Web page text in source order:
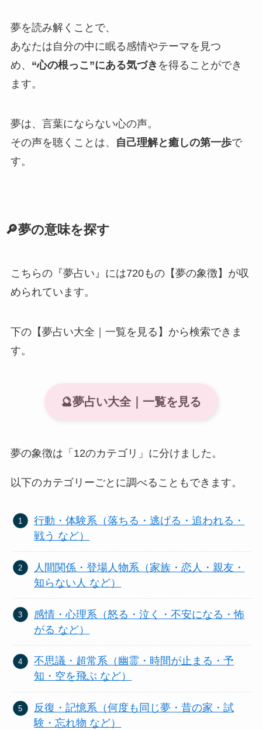
夢を読み解くことで、
あなたは自分の中に眠る感情やテーマを見つ
め、 “心の根っこ”にある気づき を得ることができ
ます。
夢は、言葉にならない心の声。
その声を聴くことは、
自己理解と癒しの第一歩で
す。
🔎夢の意味を探す
こちらの『夢占い』には720もの【夢の象徴】が収
められています。
下の【夢占い大全｜一覧を見る】から検索できま
す。
🔮夢占い大全｜一覧を見る
夢の象徴は「12のカテゴリ」に分けました。
以下のカテゴリーごとに調べることもできます。
行動・体験系（落ちる・逃げる・追われる・
戦う など）
人間関係・登場人物系（家族・恋人・親友・
知らない人 など）
感情・心理系（怒る・泣く・不安になる・怖
がる など）
不思議・超常系（幽霊・時間が止まる・予
知・空を飛ぶ など）
反復・記憶系（何度も同じ夢・昔の家・試
験・忘れ物 など）